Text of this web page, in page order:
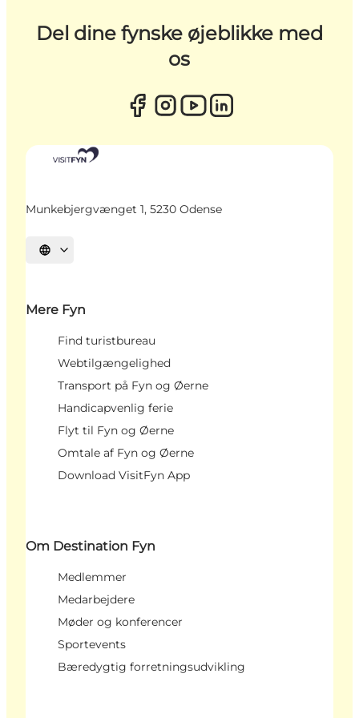
Del dine fynske øjeblikke med
os
Munkebjergvænget 1, 5230 Odense
Vælg sprog
Mere Fyn
Find turistbureau
Webtilgængelighed
Transport på Fyn og Øerne
Handicapvenlig ferie
Flyt til Fyn og Øerne
Omtale af Fyn og Øerne
Download VisitFyn App
Om Destination Fyn
Medlemmer
Medarbejdere
Møder og konferencer
Sportevents
Bæredygtig forretningsudvikling